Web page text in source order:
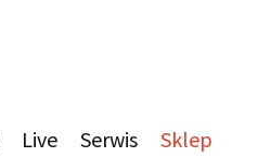
Live Serwis Sklep